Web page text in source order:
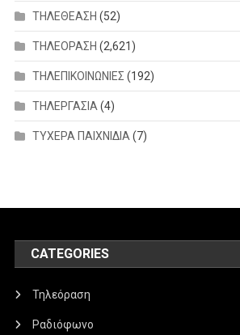
ΤΗΛΕΘΕΑΣΗ (52)
ΤΗΛΕΟΡΑΣΗ (2,621)
ΤΗΛΕΠΙΚΟΙΝΩΝΙΕΣ (192)
ΤΗΛΕΡΓΑΣΙΑ (4)
ΤΥΧΕΡΑ ΠΑΙΧΝΙΔΙΑ (7)
CATEGORIES
Τηλεόραση
Ραδιόφωνο